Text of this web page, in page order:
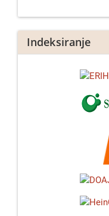
Indeksiranje